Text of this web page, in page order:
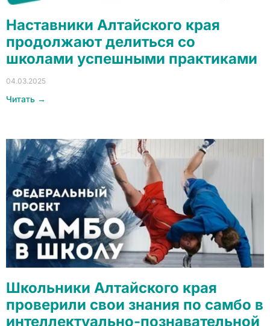
Наставники Алтайского края
продолжают делиться со
школами успешными практиками
04.03.2025
Читать →
Школьники Алтайского края
проверили свои знания по самбо в
интеллектуально-познавательной